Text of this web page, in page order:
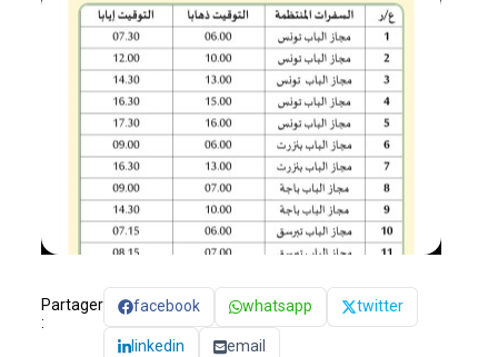
Partager
:
facebook whatsapp twitter
linkedin email